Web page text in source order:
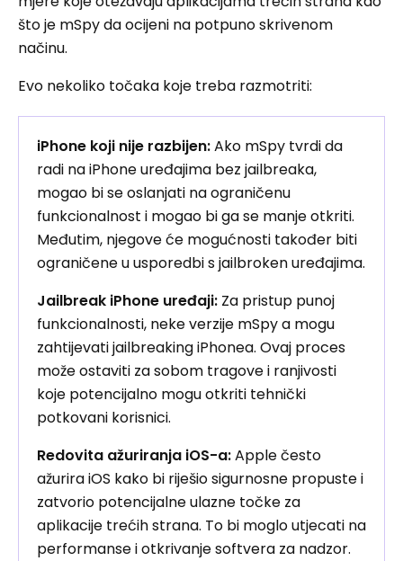
što je mSpy da ocijeni na potpuno skrivenom
načinu.
Evo nekoliko točaka koje treba razmotriti:
iPhone koji nije razbijen:Ako mSpy tvrdi da
radi na iPhone uređajima bez jailbreaka,
mogao bi se oslanjati na ograničenu
funkcionalnost i mogao bi ga se manje otkriti.
Međutim, njegove će mogućnosti također biti
ograničene u usporedbi s jailbroken uređajima.
Jailbreak iPhone uređaji: Za pristup punoj
funkcionalnosti, neke verzije mSpy a mogu
zahtijevati jailbreaking iPhonea. Ovaj proces
može ostaviti za sobom tragove i ranjivosti
koje potencijalno mogu otkriti tehnički
potkovani korisnici.
Redovita ažuriranja iOS-a:Apple često
ažurira iOS kako bi riješio sigurnosne propuste i
zatvorio potencijalne ulazne točke za
aplikacije trećih strana. To bi moglo utjecati na
performanse i otkrivanje softvera za nadzor.